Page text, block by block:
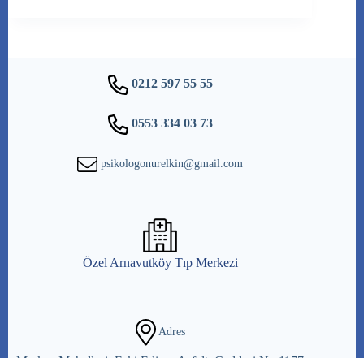
0212 597 55 55
0553 334 03 73
psikologonurelkin@gmail.com
Özel Arnavutköy Tıp Merkezi
Adres